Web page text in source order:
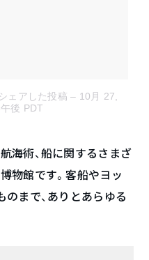
ェアした投稿 – 10月 27,
後 PDT
海術、船に関するさまざ
物館です。客船やヨッ
のまで、ありとあらゆる